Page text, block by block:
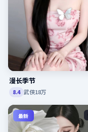
漫长季节
8.4 武侠18万
最新